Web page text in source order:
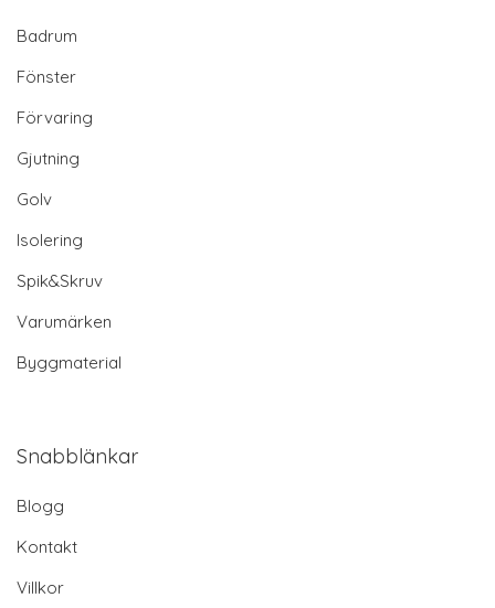
Badrum
Fönster
Förvaring
Gjutning
Golv
Isolering
Spik&Skruv
Varumärken
Byggmaterial
Snabblänkar
Blogg
Kontakt
Villkor